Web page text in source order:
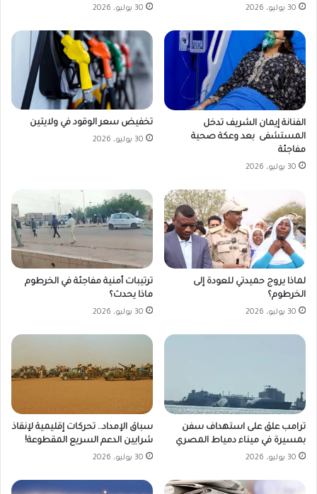
30 يوليو، 2026 30 يوليو، 2026
الفنانة إيمان الشريف تدخل
المستشفى بعد وعكة صحية
مفاجئة
30 يوليو، 2026
تخفيض سعر الوقود في ولايتين
30 يوليو، 2026
لماذا يروج حميدتي للعودة إلى
الخرطوم؟
30 يوليو، 2026
ترتيبات أمنية مفاجئة في الخرطوم
ماذا يحدث؟
30 يوليو، 2026
ترامب علق على استهداف سفن
بمسيرة في ميناء دمياط المصري
30 يوليو، 2026
سباق الإمداد.. تحركات إقليمية لإنقاذ
شرايين الدعم السريع المقطوعة!
30 يوليو، 2026